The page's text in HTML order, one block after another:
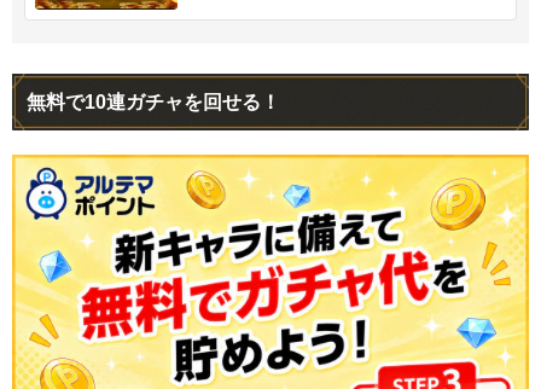
無料で10連ガチャを回せる！